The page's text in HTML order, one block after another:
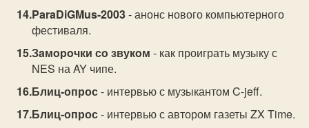
ParaDiGMus-2003- анонс нового компьютерного
фестиваля.
Зaмopoчки сo звукoм - как проиграть музыку с
NES на AY чипе.
Блиц-опрос- интервью с музыкантом C-jeff.
Блиц-опрос- интервью с автором газеты ZX Time.